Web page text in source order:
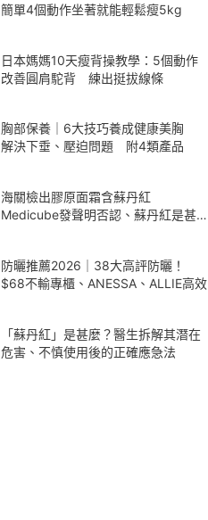
簡單4個動作坐著就能輕鬆瘦5kg
日本媽媽10天瘦背操教學：5個動作
改善圓肩駝背 練出挺拔線條
胸部保養｜6大技巧養成健康美胸
解決下垂、壓迫問題 附4類產品
海關檢出膠原面霜含蘇丹紅
Medicube發聲明否認、蘇丹紅是甚
防曬推薦2026｜38大高評防曬！
$68不輸專櫃、ANESSA、ALLIE高效
「蘇丹紅」是甚麼？醫生拆解其潛在
危害、不慎使用後的正確應急法